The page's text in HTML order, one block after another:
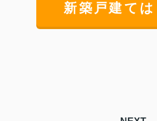
新築戸建て